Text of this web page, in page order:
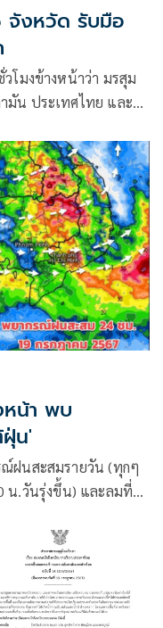
จังหวัด รับมือ
โมงข้างหน้าว่า มรสุม
มัน ประเทศไทย และ
น้า พบ
น'
ฝนสะสมรายวัน (ทุกๆ
น.วันรุ่งขึ้น) และลมที่